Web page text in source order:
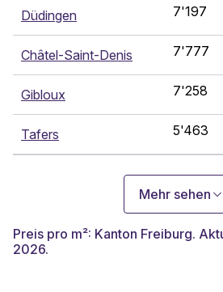
Düdingen 7'197
Châtel-Saint-Denis 7'777
Gibloux 7'258
Tafers 5'463
Mehr sehen
Preis pro m²: Kanton Freiburg.
2026.